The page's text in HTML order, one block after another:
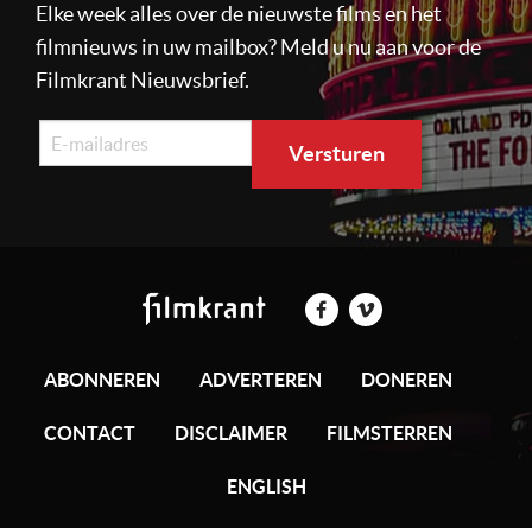
Elke week alles over de nieuwste films en het
filmnieuws in uw mailbox? Meld u nu aan voor de
Filmkrant Nieuwsbrief.
ABONNEREN ADVERTEREN DONEREN
CONTACT DISCLAIMER FILMSTERREN
ENGLISH